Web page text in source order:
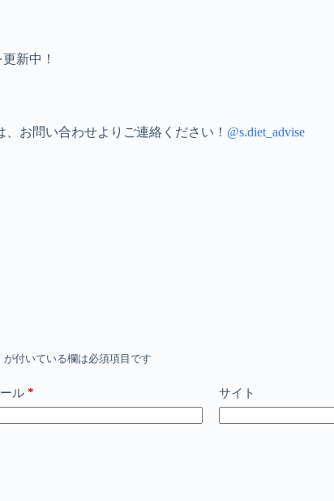
新中！
お問い合わせよりご連絡ください！ @s.diet_advise
が付いている欄は必須項目です
ール * サイト